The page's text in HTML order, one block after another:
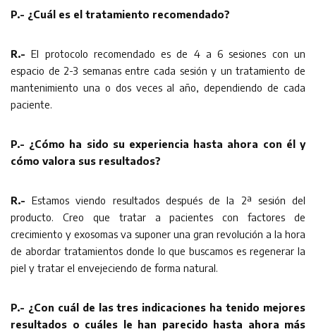
P.- ¿Cuál es el tratamiento recomendado?
R.-El protocolo recomendado es de 4 a 6 sesiones con un
espacio de 2-3 semanas entre cada sesión y un tratamiento de
mantenimiento una o dos veces al año, dependiendo de cada
paciente.
P.- ¿Cómo ha sido su experiencia hasta ahora con él y
cómo valora sus resultados?
R.-Estamos viendo resultados después de la 2ª sesión del
producto. Creo que tratar a pacientes con factores de
crecimiento y exosomas va suponer una gran revolución a la hora
de abordar tratamientos donde lo que buscamos es regenerar la
piel y tratar el envejeciendo de forma natural.
P.- ¿Con cuál de las tres indicaciones ha tenido mejores
resultados o cuáles le han parecido hasta ahora más